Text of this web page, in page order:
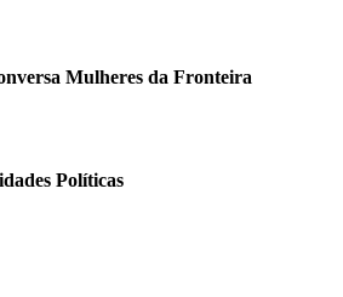
Mulheres da Fronteira
Políticas